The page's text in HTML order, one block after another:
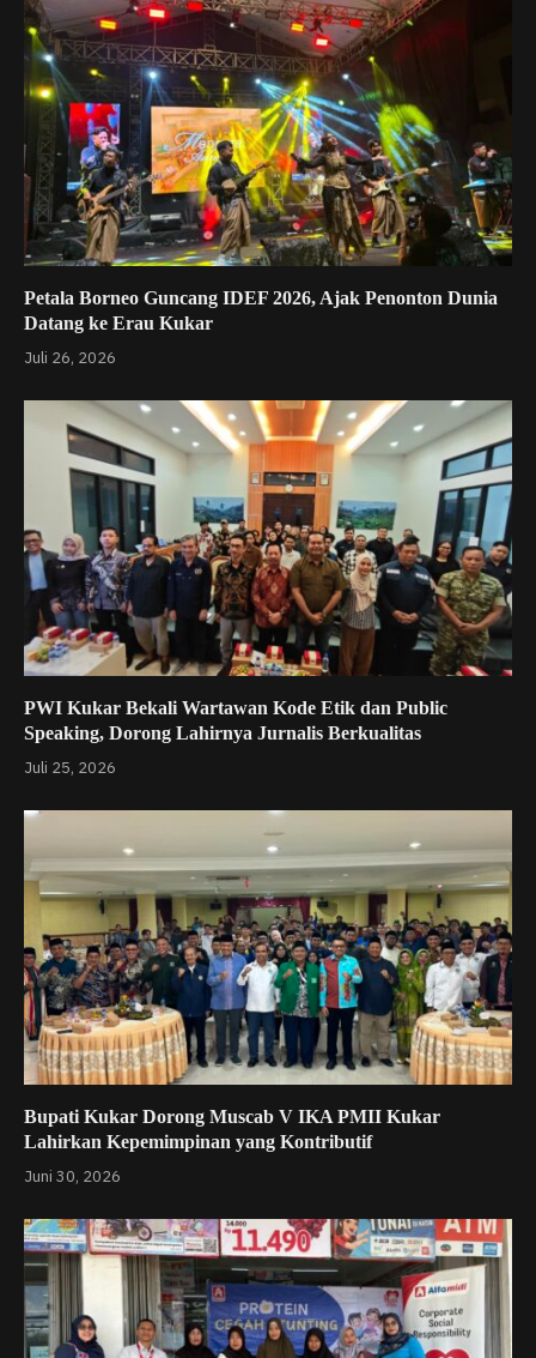
Petala Borneo Guncang IDEF 2026, Ajak Penonton Dunia
Datang ke Erau Kukar
Juli 26, 2026
PWI Kukar Bekali Wartawan Kode Etik dan Public
Speaking, Dorong Lahirnya Jurnalis Berkualitas
Juli 25, 2026
Bupati Kukar Dorong Muscab V IKA PMII Kukar
Lahirkan Kepemimpinan yang Kontributif
Juni 30, 2026